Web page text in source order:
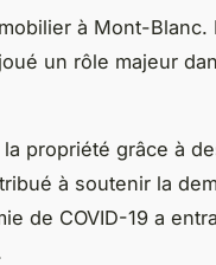
à Mont-Blanc.
un rôle majeur
propriété grâce à
à soutenir la
de COVID-19 a